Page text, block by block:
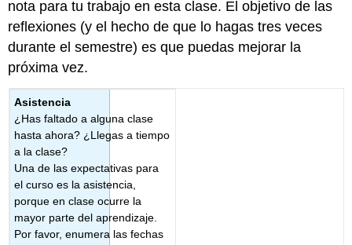
nota para tu trabajo en esta clase. El objetivo de las
reflexiones (y el hecho de que lo hagas tres veces
durante el semestre) es que puedas mejorar la
próxima vez.
Asistencia
¿Has faltado a alguna clase
hasta ahora? ¿Llegas a tiempo
a la clase?
Una de las expectativas para
el curso es la asistencia,
porque en clase ocurre la
mayor parte del aprendizaje.
Por favor, enumera las fechas